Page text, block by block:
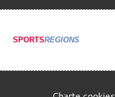
SPORTSREGIONS